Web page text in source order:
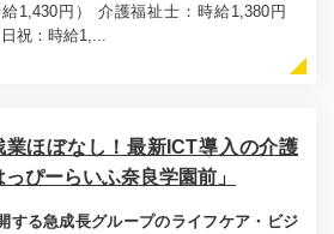
給1,430円） 介護福祉士：時給1,380円
日祝：時給1,...
ほぼなし！最新ICT導入の介護
ぴーらいふ奈良学園前」
する急成長グループのライフケア・ビジ